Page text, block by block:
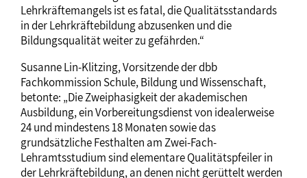
Lehrkräftemangels ist es fatal, die Qualitätsstandards
in der Lehrkräftebildung abzusenken und die
Bildungsqualität weiter zu gefährden.“
Susanne Lin-Klitzing, Vorsitzende der dbb
Fachkommission Schule, Bildung und Wissenschaft,
betonte: „Die Zweiphasigkeit der akademischen
Ausbildung, ein Vorbereitungsdienst von idealerweise
24 und mindestens 18 Monaten sowie das
grundsätzliche Festhalten am Zwei-Fach-
Lehramtsstudium sind elementare Qualitätspfeiler in
der Lehrkräftebildung, an denen nicht gerüttelt werden